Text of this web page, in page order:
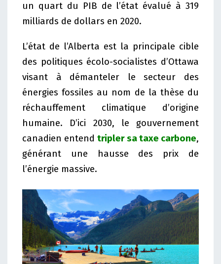
un quart du PIB de l’état évalué à 319
milliards de dollars en 2020.
L’état de l’Alberta est la principale cible
des politiques écolo-socialistes d’Ottawa
visant à démanteler le secteur des
énergies fossiles au nom de la thèse du
réchauffement climatique d’origine
humaine. D’ici 2030, le gouvernement
canadien entendtripler sa taxe carbone,
générant une hausse des prix de
l’énergie massive.